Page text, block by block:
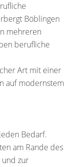
Böblingen
mehreren
berufliche
Art mit einer
auf modernstem
Bedarf.
am Rande des
und zur